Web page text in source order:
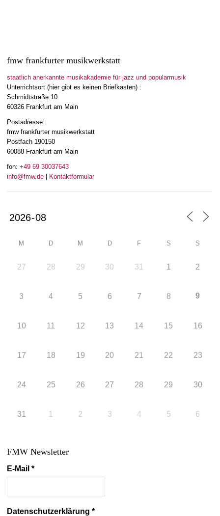
fmw frankfurter musikwerkstatt
staatlich anerkannte musikakademie für jazz und popularmusik
Unterrichtsort (hier gibt es keinen Briefkasten) :
Schmidtstraße 10
60326 Frankfurt am Main
Postadresse:
fmw frankfurter musikwerkstatt
Postfach 190150
60088 Frankfurt am Main
fon: +49 69 30037643
info@fmw.de
Kontaktformular
M D M D F S S
27 28 29 30 31 1 2
3 4 5 6 7 8 9
10 11 12 13 14 15 16
17 18 19 20 21 22 23
24 25 26 27 28 29 30
31 1 2 3 4 5 6
FMW Newsletter
E-Mail *
Datenschutzerklärung *